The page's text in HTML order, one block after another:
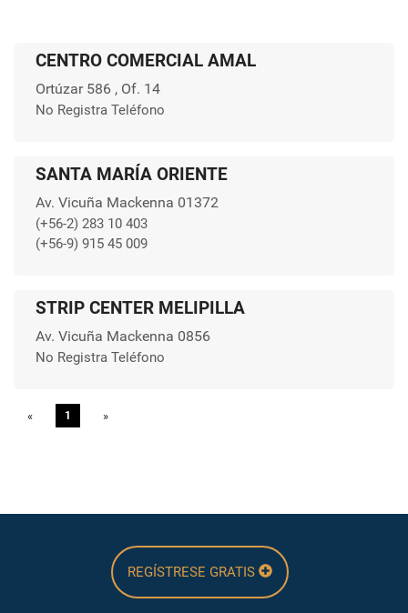
CENTRO COMERCIAL AMAL
Ortúzar 586 , Of. 14
No Registra Teléfono
SANTA MARÍA ORIENTE
Av. Vicuña Mackenna 01372
(+56-2) 283 10 403
(+56-9) 915 45 009
STRIP CENTER MELIPILLA
Av. Vicuña Mackenna 0856
No Registra Teléfono
« Previous
1 »
REGÍSTRESE GRATIS